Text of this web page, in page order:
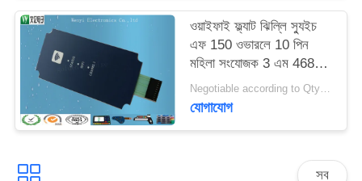
ওয়াইফাই ফ্ল্যাট ঝিল্লি স্যুইচ
এফ 150 ওভারলে 10 পিন
মহিলা সংযোজক 3 এম 468
এমপি ব্যবহার করুন
Negotiable according to Qty forecast MOQ:বিনিমেয়
যোগাযোগ
সব